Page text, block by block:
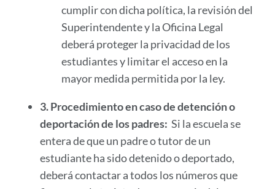
cumplir con dicha política, la revisión del
Superintendente y la Oficina Legal
deberá proteger la privacidad de los
estudiantes y limitar el acceso en la
mayor medida permitida por la ley.
3.Procedimiento en caso de detención o
deportación de los padres: Si la escuela se
entera de que un padre o tutor de un
estudiante ha sido detenido o deportado,
deberá contactar a todos los números que